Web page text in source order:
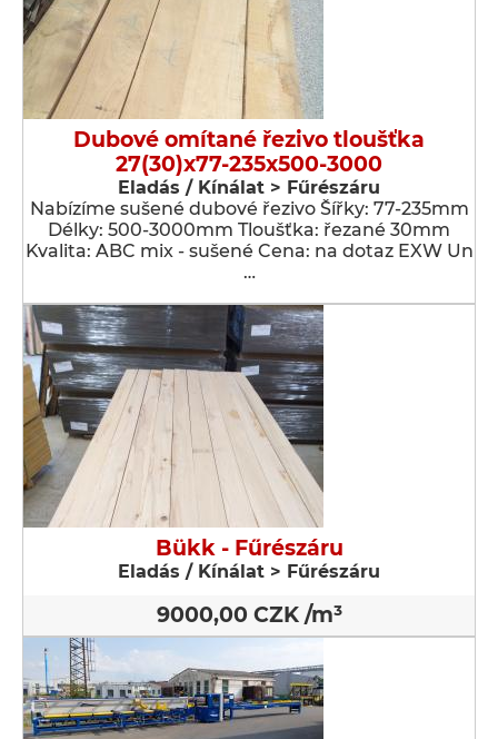
Dubové omítané řezivo tloušťka
27(30)x77-235x500-3000
Eladás / Kínálat > Fűrészáru
Nabízíme sušené dubové řezivo Šířky: 77-235mm
Délky: 500-3000mm Tloušťka: řezané 30mm
Kvalita: ABC mix - sušené Cena: na dotaz EXW Un
…
Bükk - Fűrészáru
Eladás / Kínálat > Fűrészáru
9000,00 CZK /m³